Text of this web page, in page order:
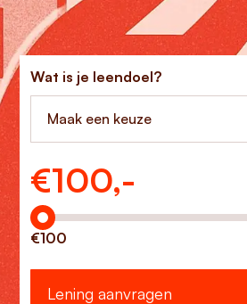
Wat is je leendoel?
Maak een keuze
€100,-
Hoeveel wilt u lenen?
€100
Lening aanvragen